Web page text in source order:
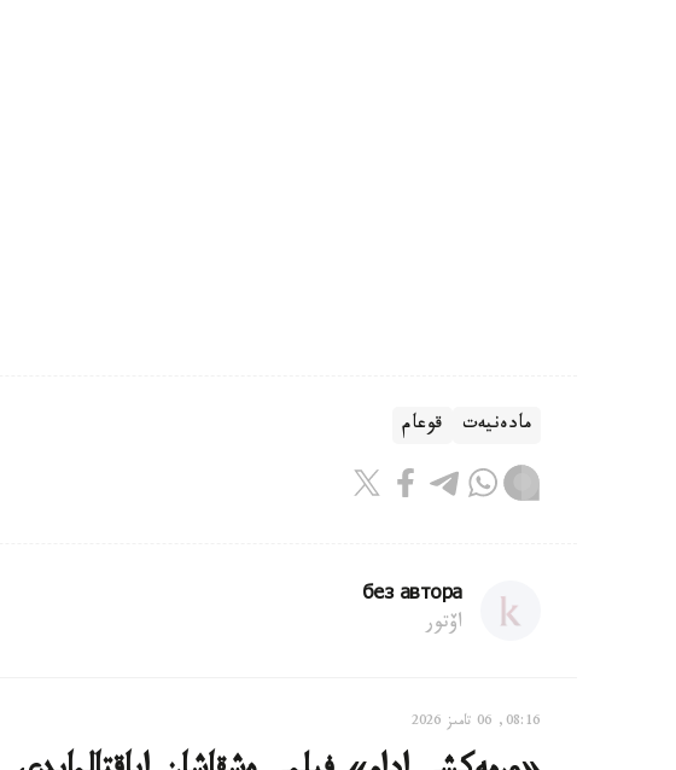
مادەنيەت قوعام
без автора
اۆتور
08:16, 06 تامىز 2026